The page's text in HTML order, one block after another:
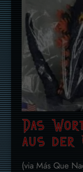
Das
aus der
(via Más Que